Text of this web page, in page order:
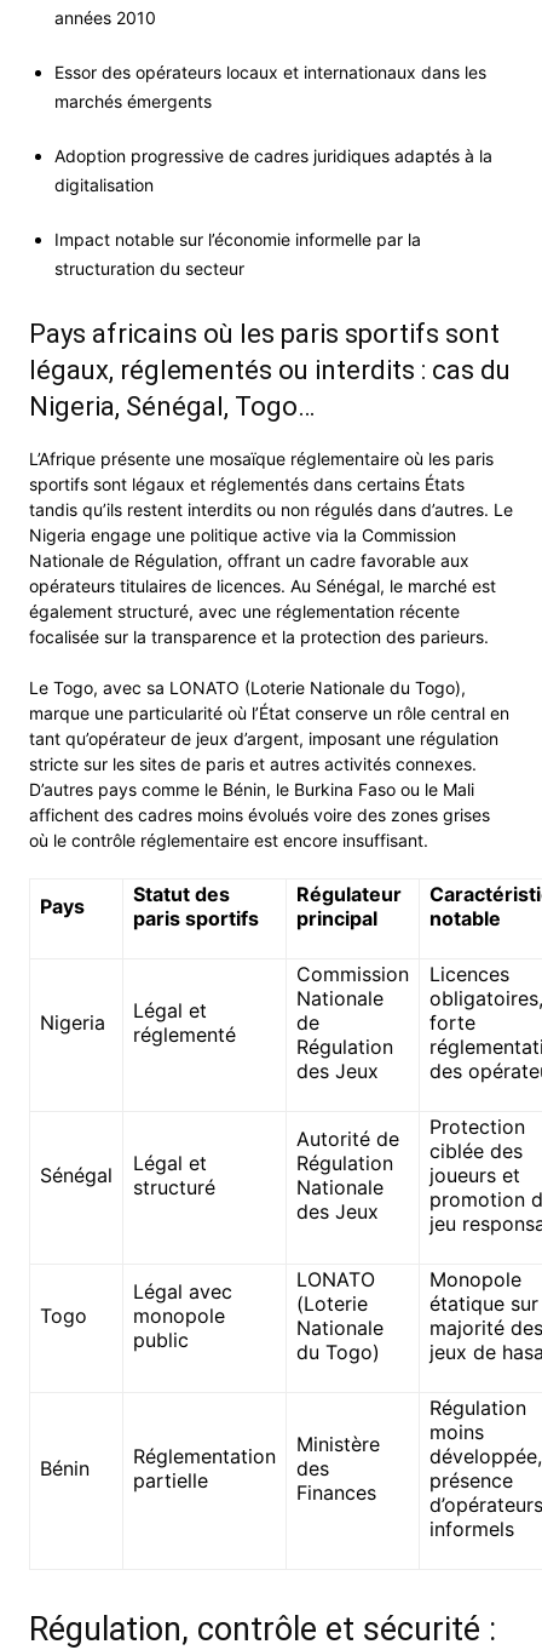
années 2010
Essor des opérateurs locaux et internationaux dans les
marchés émergents
Adoption progressive de cadres juridiques adaptés à la
digitalisation
Impact notable sur l’économie informelle par la
structuration du secteur
Pays africains où les paris sportifs sont
légaux, réglementés ou interdits : cas du
Nigeria, Sénégal, Togo…
L’Afrique présente une mosaïque réglementaire où les paris
sportifs sont légaux et réglementés dans certains États
tandis qu’ils restent interdits ou non régulés dans d’autres. Le
Nigeria engage une politique active via la Commission
Nationale de Régulation, offrant un cadre favorable aux
opérateurs titulaires de licences. Au Sénégal, le marché est
également structuré, avec une réglementation récente
focalisée sur la transparence et la protection des parieurs.
Le Togo, avec sa LONATO (Loterie Nationale du Togo),
marque une particularité où l’État conserve un rôle central en
tant qu’opérateur de jeux d’argent, imposant une régulation
stricte sur les sites de paris et autres activités connexes.
D’autres pays comme le Bénin, le Burkina Faso ou le Mali
affichent des cadres moins évolués voire des zones grises
où le contrôle réglementaire est encore insuffisant.
Pays
Statut des
paris sportifs
Régulateur
principal
notable
Nigeria
Légal et
réglementé
Commission
Nationale
de
Régulation
des Jeux
Licences
obligatoires,
forte
des
Sénégal
Légal et
structuré
Autorité de
Régulation
Nationale
des Jeux
Protection
ciblée des
joueurs et
promotion
jeu
Togo
Légal avec
monopole
public
LONATO
(Loterie
Nationale
du Togo)
Monopole
étatique
majorité des
jeux de
Bénin
Réglementation
partielle
Ministère
des
Finances
Régulation
moins
développée,
présence
d’opérateurs
informels
Régulation, contrôle et sécurité :